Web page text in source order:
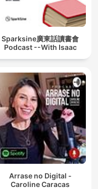
Sparksine廣東話讀書會
Podcast --With Isaac
Arrase no Digital -
Caroline Caracas